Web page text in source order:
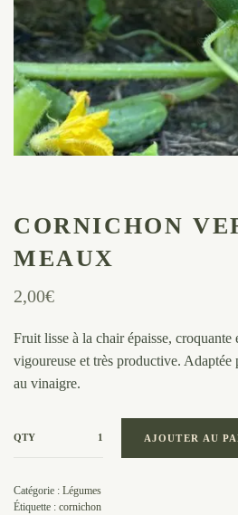
CORNICHON
MEAUX
2,00€
Fruit lisse à la chair épaisse, croquante
vigoureuse et très productive. Adaptée
au vinaigre.
QTY AJOUTER AU
Catégorie : Légumes
Étiquette : cornichon